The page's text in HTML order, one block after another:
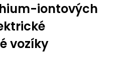
iontových
vozíky